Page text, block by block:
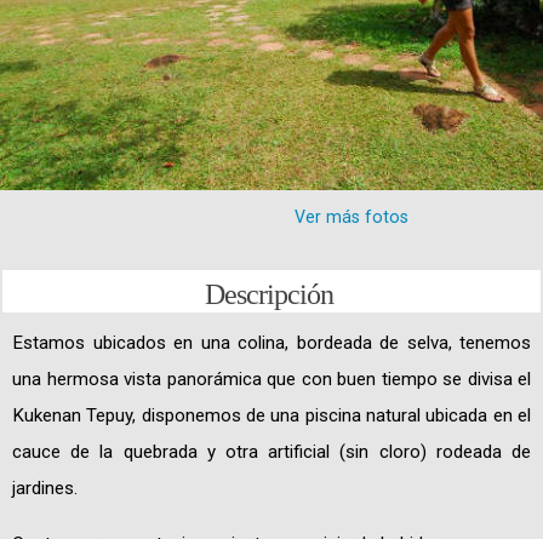
Ver más fotos
Descripción
Estamos ubicados en una colina, bordeada de selva, tenemos
una hermosa vista panorámica que con buen tiempo se divisa el
Kukenan Tepuy, disponemos de una piscina natural ubicada en el
cauce de la quebrada y otra artificial (sin cloro) rodeada de
jardines.